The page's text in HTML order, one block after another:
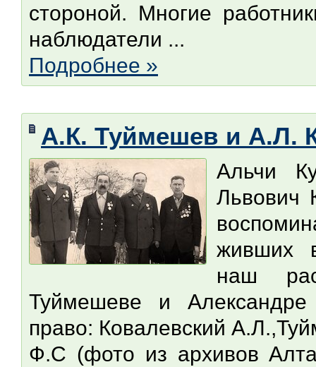
стороной. Многие
наблюдатели ...
Подробнее »
А.К. Туймешев и А.Л.
Альчи
Львович
живших
наш
Туймешеве и
право: Ковалевский
Ф.С (фото из архивов